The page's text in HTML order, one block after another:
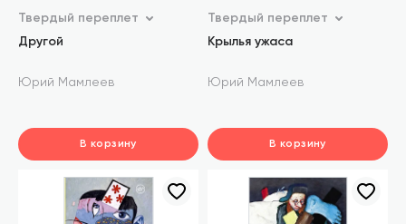
Твердый переплет
Другой
Юрий Мамлеев
В корзину
В корзине
Твердый переплет
Крылья ужаса
Юрий Мамлеев
В корзину
В корзине